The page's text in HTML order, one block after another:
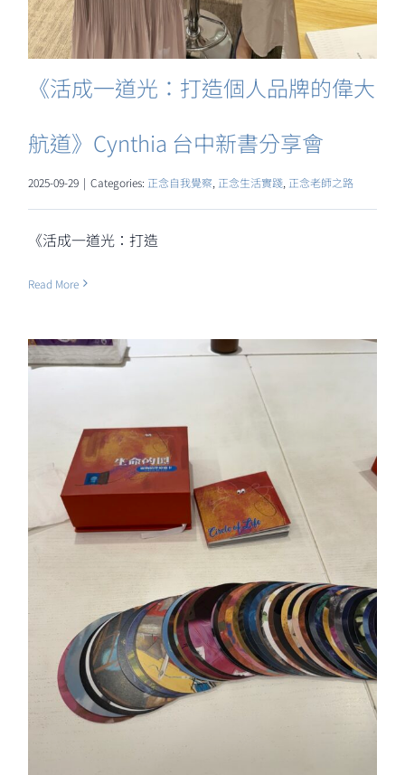
《活成一道光：打造個人品牌的偉大
航道》Cynthia 台中新書分享會
2025-09-29 | Categories: 正念自我覺察 正念生活實踐 正念老師之路
《活成一道光：打造
Read More